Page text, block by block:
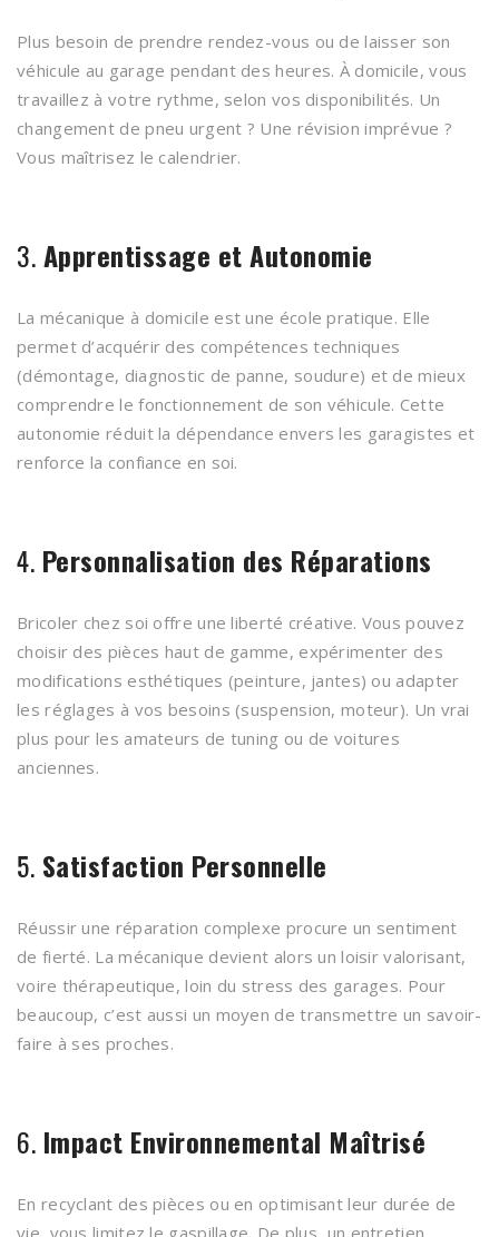
Plus besoin de prendre rendez-vous ou de laisser son
véhicule au garage pendant des heures. À domicile, vous
travaillez à votre rythme, selon vos disponibilités. Un
changement de pneu urgent ? Une révision imprévue ?
Vous maîtrisez le calendrier.
3.Apprentissage et Autonomie
La mécanique à domicile est une école pratique. Elle
permet d’acquérir des compétences techniques
(démontage, diagnostic de panne, soudure) et de mieux
comprendre le fonctionnement de son véhicule. Cette
autonomie réduit la dépendance envers les garagistes et
renforce la confiance en soi.
4. Personnalisation des Réparations
Bricoler chez soi offre une liberté créative. Vous pouvez
choisir des pièces haut de gamme, expérimenter des
modifications esthétiques (peinture, jantes) ou adapter
les réglages à vos besoins (suspension, moteur). Un vrai
plus pour les amateurs de tuning ou de voitures
anciennes.
5. Satisfaction Personnelle
Réussir une réparation complexe procure un sentiment
de fierté. La mécanique devient alors un loisir valorisant,
voire thérapeutique, loin du stress des garages. Pour
beaucoup, c’est aussi un moyen de transmettre un savoir-
faire à ses proches.
6. Impact Environnemental Maîtrisé
En recyclant des pièces ou en optimisant leur durée de
vie, vous limitez le gaspillage. De plus, un entretien